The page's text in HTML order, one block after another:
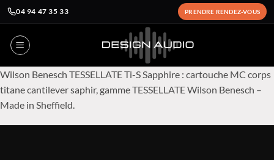
04 94 47 35 33 PRENDRE RENDEZ-VOUS
Wilson Benesch TESSELLATE Ti-S Sapphire : cartouche MC corps
titane cantilever saphir, gamme TESSELLATE Wilson Benesch –
Made in Sheffield.